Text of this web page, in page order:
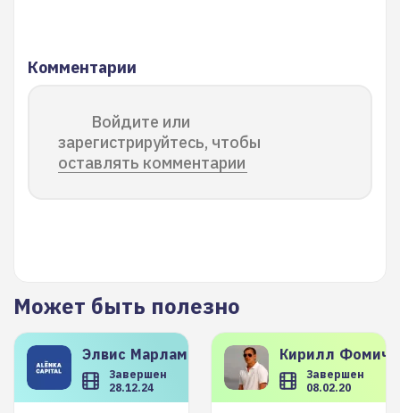
Комментарии
Войдите или
зарегистрируйтесь, чтобы
оставлять комментарии
Может быть полезно
Элвис Марламов
Завершен
28.12.24
Кирилл
Завершен
08.02.20